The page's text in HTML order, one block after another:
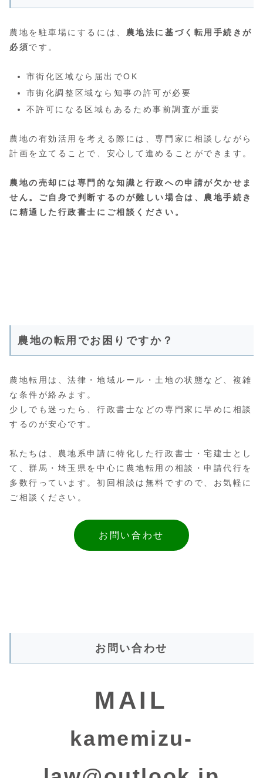
農地を駐車場にするには、 農地法に基づく転用手続きが
必須です。
市街化区域なら届出でOK
市街化調整区域なら知事の許可が必要
不許可になる区域もあるため事前調査が重要
農地の有効活用を考える際には、専門家に相談しながら
計画を立てることで、安心して進めることができます。
農地の売却には専門的な知識と行政への申請が欠かせま
せん。ご自身で判断するのが難しい場合は、農地手続き
に精通した行政書士にご相談ください。
農地の転用でお困りですか？
農地転用は、法律・地域ルール・土地の状態など、複雑
な条件が絡みます。
少しでも迷ったら、行政書士などの専門家に早めに相談
するのが安心です。
私たちは、農地系申請に特化した行政書士・宅建士とし
て、群馬・埼玉県を中心に農地転用の相談・申請代行を
多数行っています。初回相談は無料ですので、お気軽に
ご相談ください。
お問い合わせ
お問い合わせ
MAIL
kamemizu-